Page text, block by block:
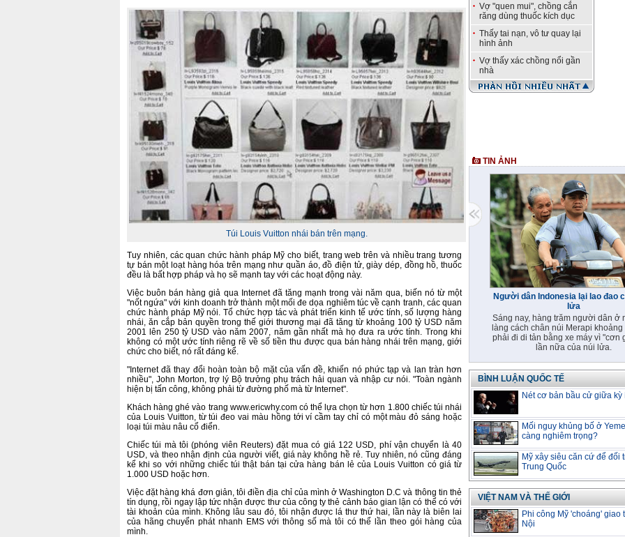
Túi Louis Vuitton nhái bán trên mạng.
Tuy nhiên, các quan chức hành pháp Mỹ cho biết, trang web trên và nhiều trang tương
tự bán một loạt hàng hóa trên mạng như quần áo, đồ điện tử, giày dép, đồng hồ, thuốc
đều là bất hợp pháp và họ sẽ mạnh tay với các hoạt động này.
Việc buôn bán hàng giả qua Internet đã tăng mạnh trong vài năm qua, biến nó từ một
"nốt ngứa" với kinh doanh trở thành một mối đe dọa nghiêm túc về cạnh tranh, các quan
chức hành pháp Mỹ nói. Tổ chức hợp tác và phát triển kinh tế ước tính, số lượng hàng
nhái, ăn cắp bản quyền trong thế giới thương mại đã tăng từ khoảng 100 tỷ USD năm
2001 lên 250 tỷ USD vào năm 2007, năm gần nhất mà họ đưa ra ước tính. Trong khi
không có một ước tính riêng rẽ về số tiền thu được qua bán hàng nhái trên mạng, giới
chức cho biết, nó rất đáng kể.
"Internet đã thay đổi hoàn toàn bộ mặt của vấn đề, khiến nó phức tạp và lan tràn hơn
nhiều", John Morton, trợ lý Bộ trưởng phụ trách hải quan và nhập cư nói. "Toàn ngành
hiện bị tấn công, không phải từ đường phố mà từ Internet".
Khách hàng ghé vào trang www.ericwhy.com có thể lựa chọn từ hơn 1.800 chiếc túi nhái
của Louis Vuitton, từ túi đeo vai màu hồng tới ví cầm tay chỉ có một màu đỏ sáng hoặc
loại túi màu nâu cổ điển.
Chiếc túi mà tôi (phóng viên Reuters) đặt mua có giá 122 USD, phí vận chuyển là 40
USD, và theo nhận định của người viết, giá này không hề rẻ. Tuy nhiên, nó cũng đáng
kể khi so với những chiếc túi thật bán tại cửa hàng bán lẻ của Louis Vuitton có giá từ
1.000 USD hoặc hơn.
Việc đặt hàng khá đơn giản, tôi điền địa chỉ của mình ở Washington D.C và thông tin thẻ
tín dụng, rồi ngay lập tức nhận được thư của công ty thẻ cảnh báo gian lận có thể có với
tài khoản của mình. Không lâu sau đó, tôi nhận được lá thư thứ hai, lần này là biên lai
của hãng chuyển phát nhanh EMS với thông số mà tôi có thể lần theo gói hàng của
mình.
Vợ "quen mui", chồng cắn
răng dùng thuốc kích dục
Thấy tai nạn, vô tư quay lại
hình ảnh
Vợ thấy xác chồng nổi gần
nhà
TIN ẢNH
Người dân Indonesia lại lao đao
lửa
Sáng nay, hàng trăm người dân ở
làng cách chân núi Merapi khoảng
phải đi di tản bằng xe máy vì "cơn
lần nữa của núi lửa.
BÌNH LUẬN QUỐC TẾ
Nét cơ bản bầu cử giữa kỳ
Mối nguy khủng bố ở
càng nghiêm trọng?
Mỹ xây siêu căn cứ để đối
Trung Quốc
VIỆT NAM VÀ THẾ GIỚI
Phi công Mỹ 'choáng' giao
Nội